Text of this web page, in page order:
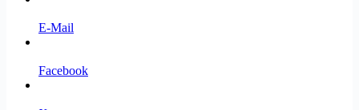
E-Mail
Facebook